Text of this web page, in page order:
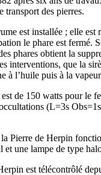
transport des pierres.
est installée ; elle est
le phare est fermé.
phares obtient la
interventions, que la
à l’huile puis à la
de 150 watts pour le
(L=3s
Pierre de Herpin
une lampe de type
est télécontrôlé